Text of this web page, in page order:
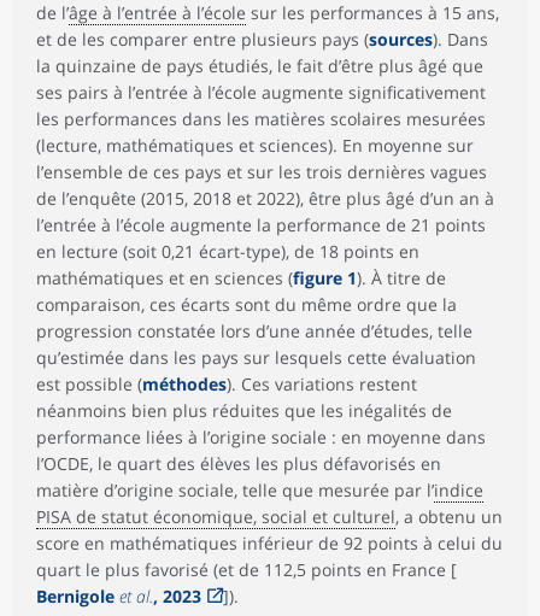
de l’âge à l’entrée à l’école sur les performances à 15 ans,
et de les comparer entre plusieurs pays (sources). Dans
la quinzaine de pays étudiés, le fait d’être plus âgé que
ses pairs à l’entrée à l’école augmente significativement
les performances dans les matières scolaires mesurées
(lecture, mathématiques et sciences). En moyenne sur
l’ensemble de ces pays et sur les trois dernières vagues
de l’enquête (2015, 2018 et 2022), être plus âgé d’un an à
l’entrée à l’école augmente la performance de 21 points
en lecture (soit 0,21 écart-type), de 18 points en
mathématiques et en sciences (figure 1). À titre de
comparaison, ces écarts sont du même ordre que la
progression constatée lors d’une année d’études, telle
qu’estimée dans les pays sur lesquels cette évaluation
est possible (méthodes). Ces variations restent
néanmoins bien plus réduites que les inégalités de
performance liées à l’origine sociale : en moyenne dans
l’OCDE, le quart des élèves les plus défavorisés en
matière d’origine sociale, telle que mesurée par l’indice
PISA de statut économique, social et culturel, a obtenu un
score en mathématiques inférieur de 92 points à celui du
quart le plus favorisé (et de 112,5 points en France [
Bernigole et al., 2023 ]).